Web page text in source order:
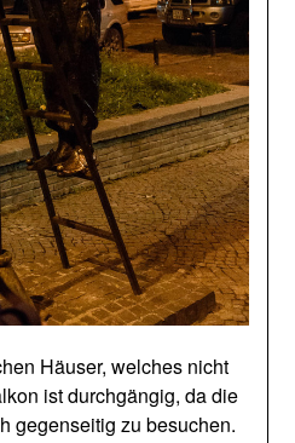
Häuser, welches nicht
ist durchgängig, da die
gegenseitig zu besuchen.